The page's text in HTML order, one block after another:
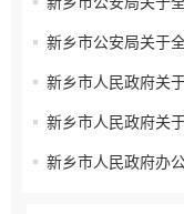
新乡市人民政府关